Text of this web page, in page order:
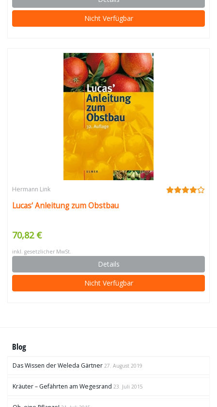
Nicht Verfügbar
Hermann Link
Lucas‘ Anleitung zum Obstbau
70,82 €
inkl. gesetzlicher MwSt.
Details
Nicht Verfügbar
Blog
Das Wissen der Weleda Gärtner 27. August 2019
Kräuter – Gefährten am Wegesrand 23. Juli 2015